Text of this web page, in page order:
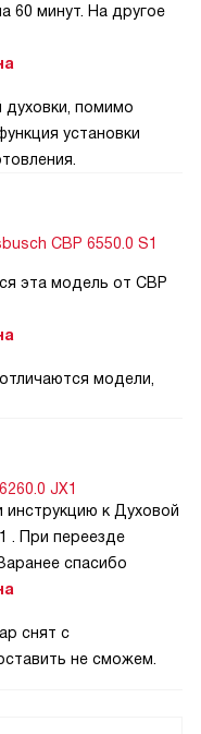
60 минут. На другое
помимо
установки
CBP 6550.0 S1
эта модель от CВP
модели,
JX1
инструкцию к Духовой
. При переезде
спасибо
снят с
не сможем.